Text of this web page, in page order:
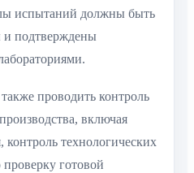
испытаний должны быть
подтверждены
проводить контроль
включая
контроль технологических
готовой